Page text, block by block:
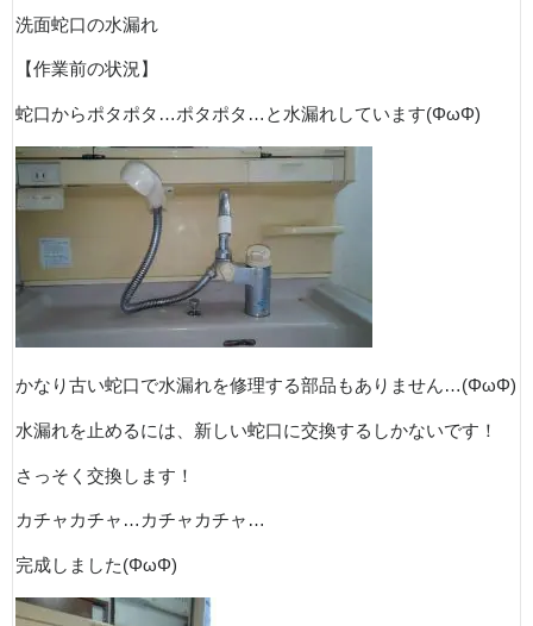
洗面蛇口の水漏れ
【作業前の状況】
蛇口からポタポタ…ポタポタ…と水漏れしています(ΦωΦ)
かなり古い蛇口で水漏れを修理する部品もありません…(ΦωΦ)
水漏れを止めるには、新しい蛇口に交換するしかないです！
さっそく交換します！
カチャカチャ…カチャカチャ…
完成しました(ΦωΦ)